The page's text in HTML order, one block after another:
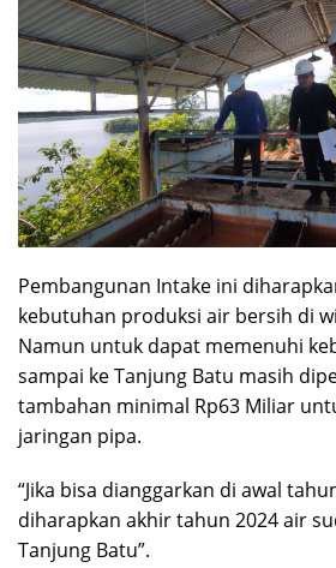
Pembangunan Intake ini
kebutuhan produksi air bersih di
Namun untuk dapat memenuhi
sampai ke Tanjung Batu masih
tambahan minimal Rp63 Miliar
jaringan pipa.
“Jika bisa dianggarkan di awal
diharapkan akhir tahun 2024 air
Tanjung Batu”.